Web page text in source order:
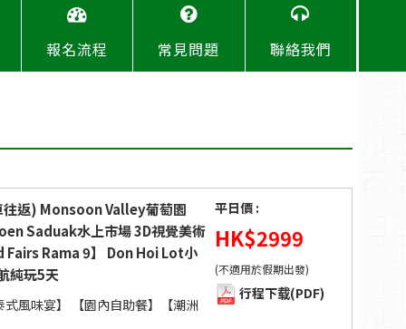
報名流程 常見問題 聯絡我們
往返) Monsoon Valley葡萄園
Saduak水上市場 3D視覺美術
Rama 9】 Don Hoi Lot小
純玩5天
風味宴】 【園內自助餐】【潮洲
平日價 :
HK$2999
(不適用於假期出發)
行程下载(PDF)